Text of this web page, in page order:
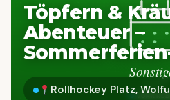
Töpfern &
Abenteuer –
Rollhockey Platz,